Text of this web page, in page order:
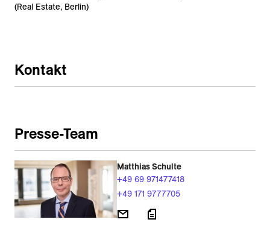
(Real Estate, Berlin)
Kontakt
Presse-Team
Matthias Schulte
+49 69 971477418
+49 171 9777705